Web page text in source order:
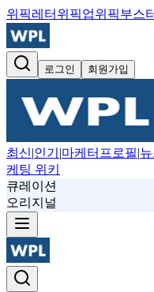
위픽레터 위픽업위픽부스
로그인 회원가입
최신|인기 |마케터프로필|
케팅 위키
큐레이션
오리지널